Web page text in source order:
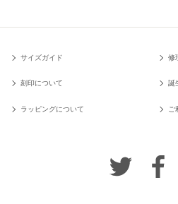
サイズガイド 修
刻印について 誕
ラッピングについて ご